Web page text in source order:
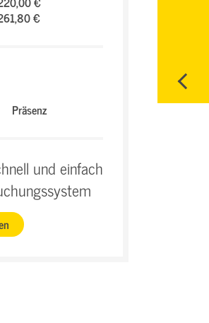
€
Präsenz
und einfach